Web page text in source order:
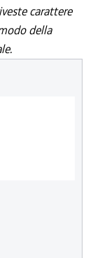
carattere
della